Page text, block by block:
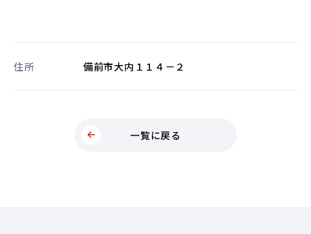
住所 備前市大内１１４－２
一覧に戻る